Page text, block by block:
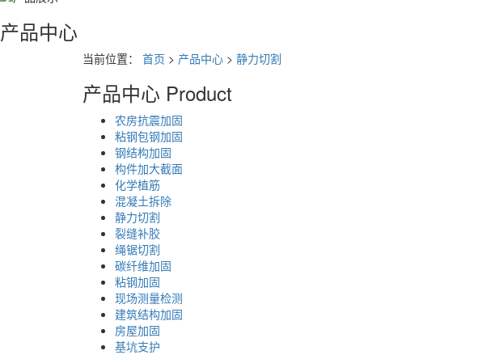
产品中心
当前位置： 首页 > 产品中心 > 静力切割
产品中心 Product
农房抗震加固
粘钢包钢加固
钢结构加固
构件加大截面
化学植筋
混凝土拆除
静力切割
裂缝补胶
绳锯切割
碳纤维加固
粘钢加固
现场测量检测
建筑结构加固
房屋加固
基坑支护